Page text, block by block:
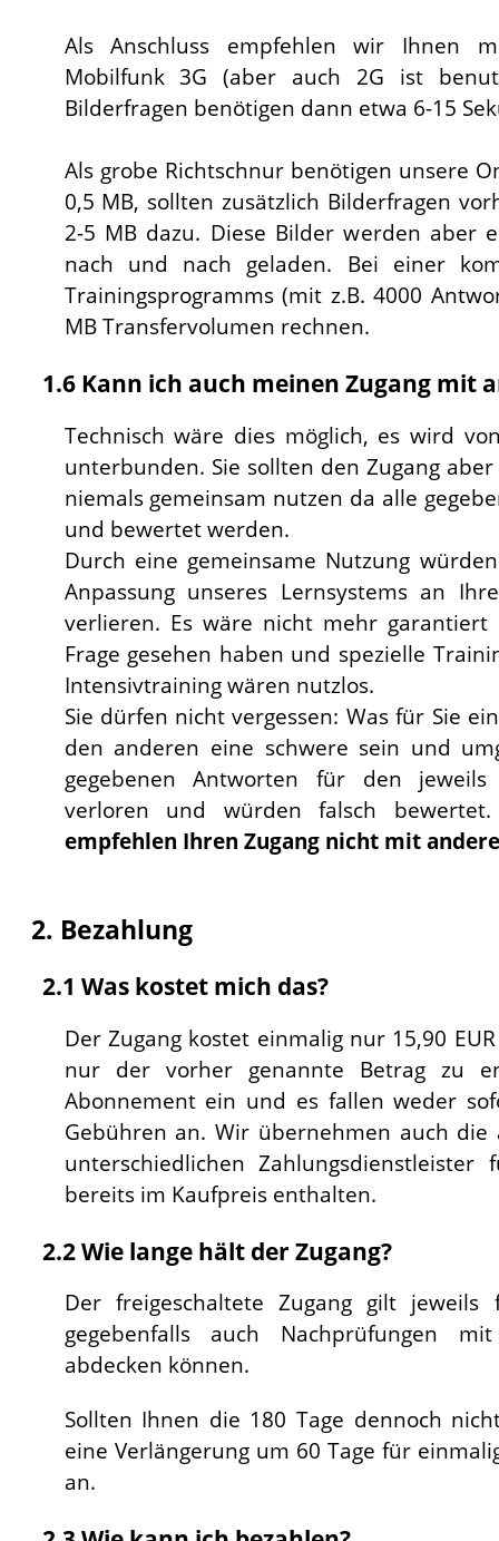
Als Anschluss empfehlen wir Ihnen
Mobilfunk 3G (aber auch 2G ist
Bilderfragen benötigen dann etwa 6-15
Als grobe Richtschnur benötigen unsere
0,5 MB, sollten zusätzlich Bilderfragen
2-5 MB dazu. Diese Bilder werden aber
nach und nach geladen. Bei einer
Trainingsprogramms (mit z.B. 4000
MB Transfervolumen rechnen.
1.6 Kann ich auch meinen Zugang mit
Technisch wäre dies möglich, es wird
unterbunden. Sie sollten den Zugang
niemals gemeinsam nutzen da alle
und bewertet werden.
Durch eine gemeinsame Nutzung
Anpassung unseres Lernsystems an
verlieren. Es wäre nicht mehr garantiert
Frage gesehen haben und spezielle
Intensivtraining wären nutzlos.
Sie dürfen nicht vergessen: Was für Sie
den anderen eine schwere sein und
gegebenen Antworten für den
verloren und würden falsch
empfehlen Ihren Zugang nicht mit
2. Bezahlung
2.1 Was kostet mich das?
Der Zugang kostet einmalig nur 15,90
nur der vorher genannte Betrag zu
Abonnement ein und es fallen weder
Gebühren an. Wir übernehmen auch
unterschiedlichen
bereits im Kaufpreis enthalten.
2.2 Wie lange hält der Zugang?
Der freigeschaltete Zugang gilt
gegebenfalls auch Nachprüfungen
abdecken können.
Sollten Ihnen die 180 Tage dennoch
eine Verlängerung um 60 Tage für
an.